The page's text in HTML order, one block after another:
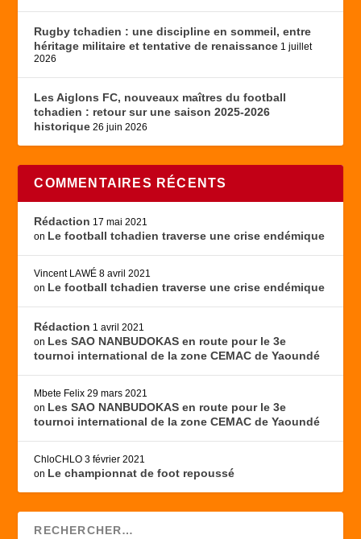
Rugby tchadien : une discipline en sommeil, entre
héritage militaire et tentative de renaissance 1 juillet
2026
Les Aiglons FC, nouveaux maîtres du football
tchadien : retour sur une saison 2025-2026
historique 26 juin 2026
COMMENTAIRES RÉCENTS
Rédaction 17 mai 2021
on Le football tchadien traverse une crise endémique
Vincent LAWÉ 8 avril 2021
on Le football tchadien traverse une crise endémique
Rédaction 1 avril 2021
on Les SAO NANBUDOKAS en route pour le 3e
tournoi international de la zone CEMAC de Yaoundé
Mbete Felix 29 mars 2021
on Les SAO NANBUDOKAS en route pour le 3e
tournoi international de la zone CEMAC de Yaoundé
ChloCHLO 3 février 2021
on Le championnat de foot repoussé